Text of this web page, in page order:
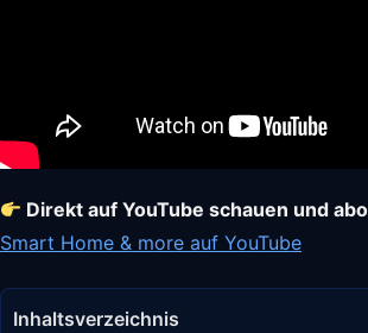
Direkt auf YouTube schauen und
Smart Home & more auf YouTube
Inhaltsverzeichnis